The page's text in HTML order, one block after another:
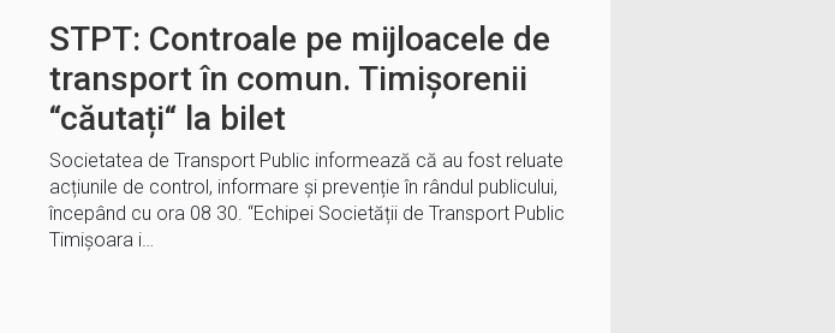
STPT: Controale pe mijloacele de
transport în comun. Timișorenii
“căutați“ la bilet
Societatea de Transport Public informează că au fost reluate
acțiunile de control, informare și prevenție în rândul publicului,
începând cu ora 08 30. “Echipei Societății de Transport Public
Timișoara i…